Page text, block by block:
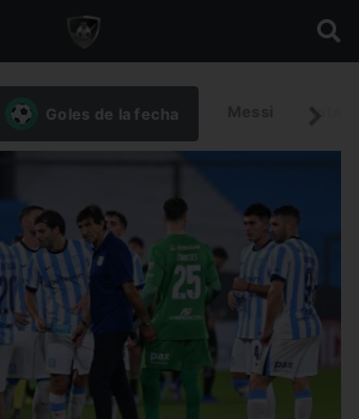
Goles de la fecha